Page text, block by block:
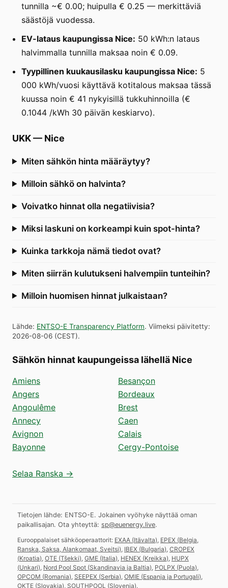
tunnilla ~€ 0.00; huipulla € 0.25 — merkittäviä
säästöjä vuodessa.
EV-lataus kaupungissa Nice: 50 kWh:n lataus
halvimmalla tunnilla maksaa noin € 0.09.
Tyypillinen kuukausilasku kaupungissa Nice: 5
000 kWh/vuosi käyttävä kotitalous maksaa tässä
kuussa noin € 41 nykyisillä tukkuhinnoilla (€
0.1044 /kWh 30 päivän keskiarvo).
UKK— Nice
Miten sähkön hinta määräytyy?
Milloin sähkö on halvinta?
Voivatko hinnat olla negatiivisia?
Miksi laskuni on korkeampi kuin spot-hinta?
Kuinka tarkkoja nämä tiedot ovat?
Miten siirrän kulutukseni halvempiin tunteihin?
Milloin huomisen hinnat julkaistaan?
Lähde: ENTSO-E Transparency Platform. Viimeksi päivitetty:
2026-08-06 (CEST).
Sähkön hinnat kaupungeissa lähellä Nice
Amiens
Angers
Angoulême
Annecy
Avignon
Bayonne
Besançon
Bordeaux
Brest
Caen
Calais
Cergy-Pontoise
Selaa Ranska →
Tietojen lähde: ENTSO-E. Jokainen vyöhyke näyttää oman
paikallisajan. Ota yhteyttä: sp@euenergy.live.
Eurooppalaiset sähköoperaattorit: EXAA (Itävalta) EPEX (Belgia,
Ranska, Saksa, Alankomaat, Sveitsi) IBEX (Bulgaria) CROPEX
(Kroatia) OTE (Tšekki) GME (Italia) HENEX (Kreikka) HUPX
(Unkari) Nord Pool Spot (Skandinavia ja Baltia) POLPX (Puola)
OPCOM (Romania) SEEPEX (Serbia) OMIE (Espanja ja Portugali)
OKTE (Slovakia) SOUTHPOOL (Slovenia).